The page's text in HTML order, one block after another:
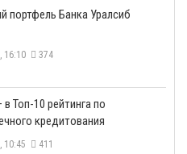
портфель Банка Уралсиб
16:10 374
Топ-10 рейтинга по
кредитования
10:45 411